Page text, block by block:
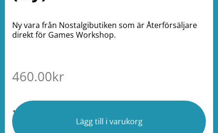
Ny vara från Nostalgibutiken som är Återförsäljare
direkt för Games Workshop.
460.00kr
1 i lager
Lägg till i varukorg